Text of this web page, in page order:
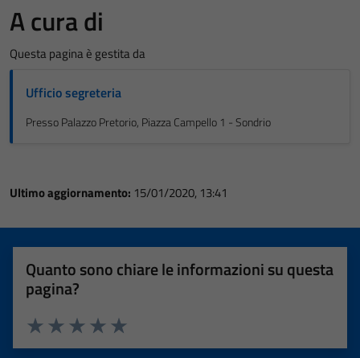
A cura di
Questa pagina è gestita da
Ufficio segreteria
Presso Palazzo Pretorio, Piazza Campello 1 - Sondrio
Ultimo aggiornamento: 15/01/2020, 13:41
Quanto sono chiare le informazioni su questa
pagina?
Valuta 5 stelle su 5
Valuta 4 stelle su 5
Valuta 3 stelle su 5
Valuta 2 stelle su 5
Valuta 1 stelle su 5